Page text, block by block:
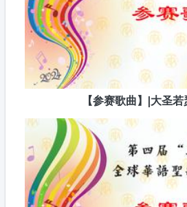
【参赛歌曲】|大圣